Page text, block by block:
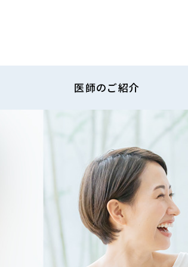
医師のご紹介